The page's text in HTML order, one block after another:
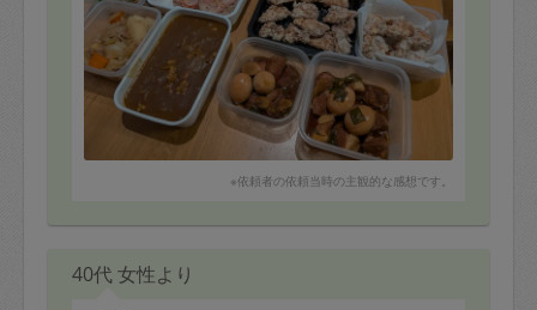
■肉じゃが
■煮込みハンバーグ
■ほうれん草のナムル
■にんじんのナムル
■ビビンバのそぼろ
■豚肉とピーマンの炒め物
※依頼者の依頼当時の主観的な感想です。
40代 女性より